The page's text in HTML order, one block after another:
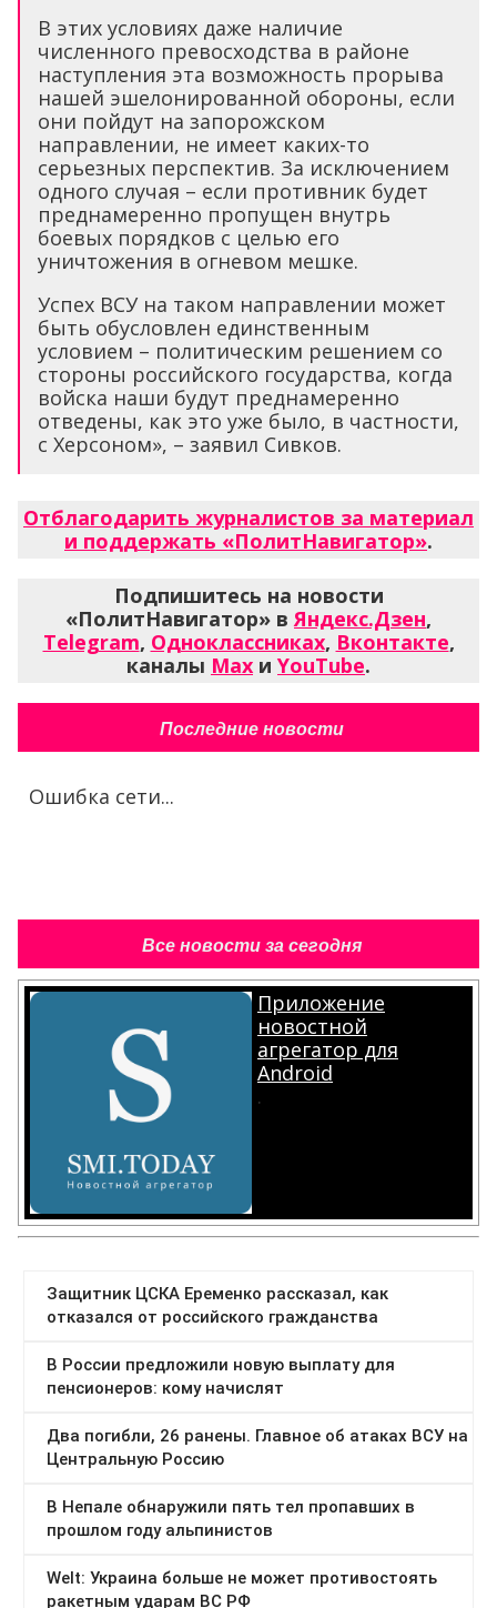
В этих условиях даже наличие
численного превосходства в районе
наступления эта возможность прорыва
нашей эшелонированной обороны, если
они пойдут на запорожском
направлении, не имеет каких-то
серьезных перспектив. За исключением
одного случая – если противник будет
преднамеренно пропущен внутрь
боевых порядков с целью его
уничтожения в огневом мешке.
Успех ВСУ на таком направлении может
быть обусловлен единственным
условием – политическим решением со
стороны российского государства, когда
войска наши будут преднамеренно
отведены, как это уже было, в частности,
с Херсоном», – заявил Сивков.
Отблагодарить журналистов за материал
и поддержать «ПолитНавигатор».
Подпишитесь на новости
«ПолитНавигатор» вЯндекс.Дзен,
Telegram, Одноклассниках, Вконтакте,
каналы Max и YouTube.
Последние новости
Ошибка сети...
Все новости за сегодня
Приложение
новостной
агрегатор для
Android
.